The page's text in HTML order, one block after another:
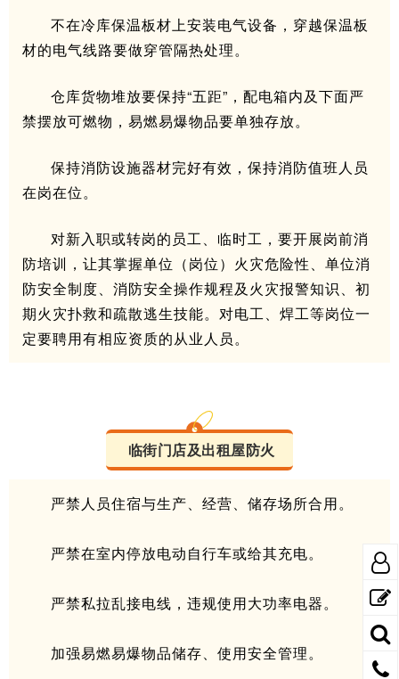
不在冷库保温板材上安装电气设备，穿越保温板
材的电气线路要做穿管隔热处理。
仓库货物堆放要保持“五距”，配电箱内及下面严
禁摆放可燃物，易燃易爆物品要单独存放。
保持消防设施器材完好有效，保持消防值班人员
在岗在位。
对新入职或转岗的员工、临时工，要开展岗前消
防培训，让其掌握单位（岗位）火灾危险性、单位消
防安全制度、消防安全操作规程及火灾报警知识、初
期火灾扑救和疏散逃生技能。对电工、焊工等岗位一
定要聘用有相应资质的从业人员。
临街门店及出租屋防火
严禁人员住宿与生产、经营、储存场所合用。
严禁在室内停放电动自行车或给其充电。
严禁私拉乱接电线，违规使用大功率电器。
加强易燃易爆物品储存、使用安全管理。